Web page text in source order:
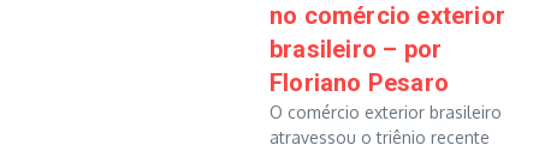
no comércio exterior
brasileiro – por
Floriano Pesaro
O comércio exterior brasileiro
atravessou o triênio recente